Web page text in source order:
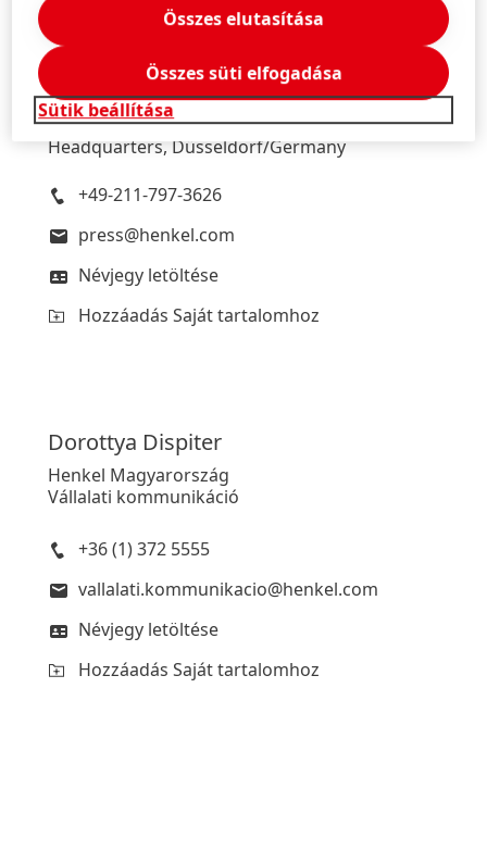
Philipps
Henkel
Corporate Media Relations
Headquarters, Düsseldorf/Germany
+49-211-797-3626
press@henkel.com
Névjegy letöltése
Hozzáadás Saját tartalomhoz
Dorottya Dispiter
Henkel Magyarország
Vállalati kommunikáció
+36 (1) 372 5555
vallalati.kommunikacio@henkel.com
Névjegy letöltése
Hozzáadás Saját tartalomhoz
Sütik beállítása
Összes elutasítása
Összes süti elfogadása